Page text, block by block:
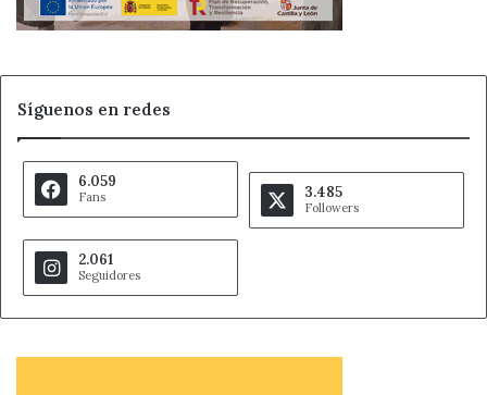
Síguenos en redes
6.059
Fans 3.485
Followers
2.061
Seguidores